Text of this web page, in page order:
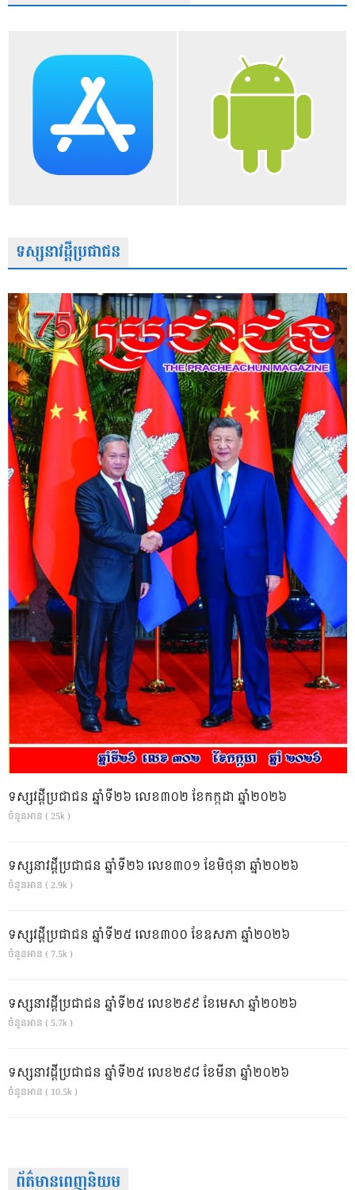
ទស្សនាវដ្តីប្រជាជន
ទស្សវដ្តីប្រជាជន ឆ្នាំទី២៦ លេខ៣០២ ខែកក្កដា ឆ្នាំ២០២៦
ចំនួនអាន ( 25k )
ទស្សនាវដ្ដីប្រជាជន ឆ្នាំទី២៦ លេខ៣០១ ខែមិថុនា ឆ្នាំ២០២៦
ចំនួនអាន ( 2.9k )
ទស្សវដ្តីប្រជាជន ឆ្នាំទី២៥ លេខ៣០០ ខែឧសភា ឆ្នាំ២០២៦
ចំនួនអាន ( 7.5k )
ទស្សនាវដ្ដីប្រជាជន ឆ្នាំទី២៥ លេខ២៩៩ ខែមេសា ឆ្នាំ២០២៦
ចំនួនអាន ( 5.7k )
ទស្សនាវដ្ដីប្រជាជន ឆ្នាំទី២៥ លេខ២៩៨ ខែមីនា ឆ្នាំ២០២៦
ចំនួនអាន ( 10.5k )
ព័ត៌មានពេញនិយម